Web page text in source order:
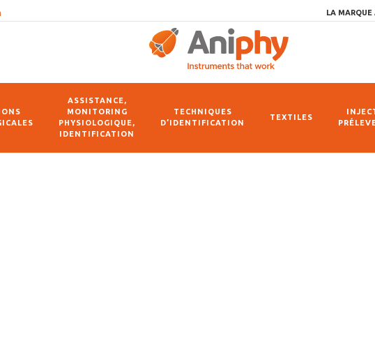
LA MARQUE
ASSISTANCE,
MONITORING
PHYSIOLOGIQUE,
IDENTIFICATION
TECHNIQUES
D’IDENTIFICATION
TEXTILES